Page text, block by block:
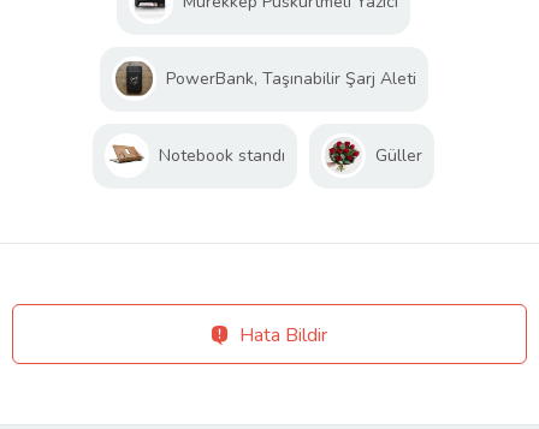
PowerBank, Taşınabilir Şarj Aleti
Notebook standı Güller
Hata Bildir